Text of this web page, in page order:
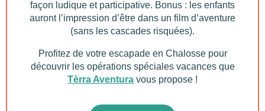
façon ludique et participative. Bonus : les enfants
auront l’impression d’être dans un film d’aventure
(sans les cascades risquées).
Profitez de votre escapade en Chalosse pour
découvrir les opérations spéciales vacances que
Tèrra Aventura vous propose !